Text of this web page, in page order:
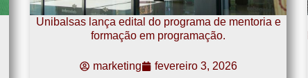
Unibalsas lança edital do programa de mentoria e
formação em programação.
marketing fevereiro 3, 2026